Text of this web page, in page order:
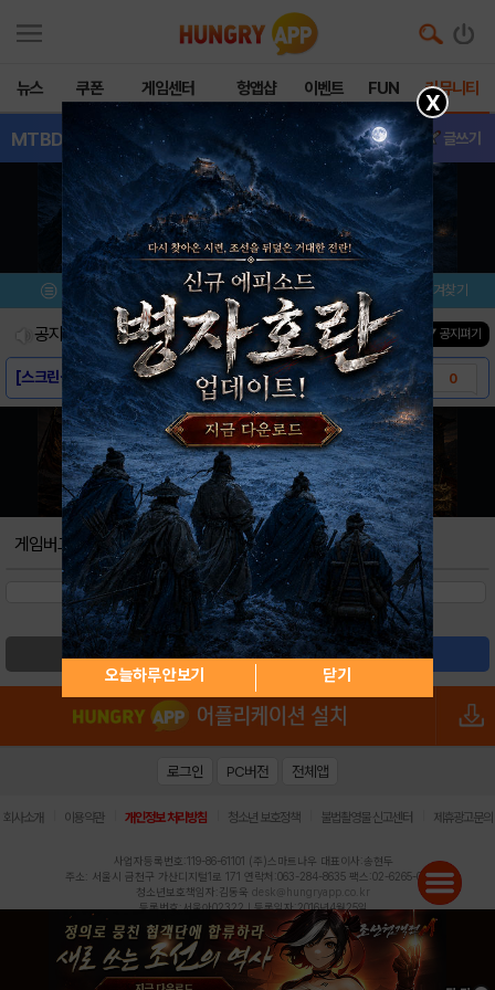
뉴스 쿠폰 게임센터 헝앱샵 이벤트 FUN 커뮤니티
MTBDownhil - 게임버그 글쓰기
메뉴 이벤트/미션 설치/평가 즐겨찾기
공지사항 진행중인 이벤트0건 ▼ 공지펴기
[스크린샷] - MTB Downhill 0
[게임소개] - MTB Downhill
[다운로드링크] - MTB Downhill: ..
게임버그
검색 글쓰기
X
오늘하루 안보기 닫기
로그인 PC버전 전체앱
회사소개 이용약관 개인정보 처리방침 청소년 보호정책 불법촬영물 신고센터 제휴광고문의
사업자등록번호:119-86-61101 (주)스마트나우 대표이사:송현두
주소: 서울시 금천구 가산디지털1로 171 연락처:063-284-8635 팩스:02-6265-0377
청소년보호책임자:김동욱 desk@hungryapp.co.kr
등록번호:서울아02322 | 등록일자:2016년4월25일
발행인:(주)스마트나우 송현두 | 편집인:김동욱
헝그리앱의 콘텐츠 및 기사는 저작권법의 보호를 받으므로, 무단 전재, 복사, 배포 등을 금합니다.
Copyright (c) HungryApp All Rights Reserved.